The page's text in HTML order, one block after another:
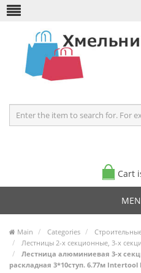
Cart
Main Categories
Лестницы 2-х секционные, 3-х
Лестница алюминиевая 3-х
раскладная 3*10ступ. 6.77м Intertool